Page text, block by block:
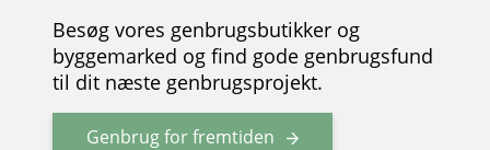
Besøg vores genbrugsbutikker og
byggemarked og find gode genbrugsfund
til dit næste genbrugsprojekt.
Genbrug for fremtiden